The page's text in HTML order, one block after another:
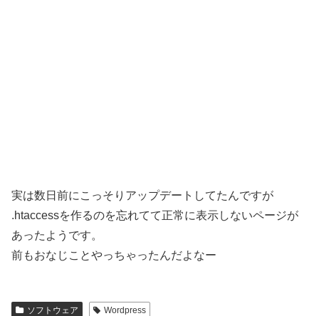
実は数日前にこっそりアップデートしてたんですが
.htaccessを作るのを忘れてて正常に表示しないページが
あったようです。
前もおなじことやっちゃったんだよなー
ソフトウェア Wordpress